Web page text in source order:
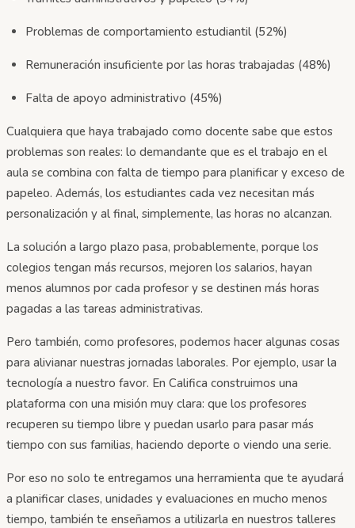
Problemas de comportamiento estudiantil (52%)
Remuneración insuficiente por las horas trabajadas (48%)
Falta de apoyo administrativo (45%)
Cualquiera que haya trabajado como docente sabe que estos
problemas son reales: lo demandante que es el trabajo en el
aula se combina con falta de tiempo para planificar y exceso de
papeleo. Además, los estudiantes cada vez necesitan más
personalización y al final, simplemente, las horas no alcanzan.
La solución a largo plazo pasa, probablemente, porque los
colegios tengan más recursos, mejoren los salarios, hayan
menos alumnos por cada profesor y se destinen más horas
pagadas a las tareas administrativas.
Pero también, como profesores, podemos hacer algunas cosas
para alivianar nuestras jornadas laborales. Por ejemplo, usar la
tecnología a nuestro favor. En Califica construimos una
plataforma con una misión muy clara: que los profesores
recuperen su tiempo libre y puedan usarlo para pasar más
tiempo con sus familias, haciendo deporte o viendo una serie.
Por eso no solo te entregamos una herramienta que te ayudará
a planificar clases, unidades y evaluaciones en mucho menos
tiempo, también te enseñamos a utilizarla en nuestros talleres